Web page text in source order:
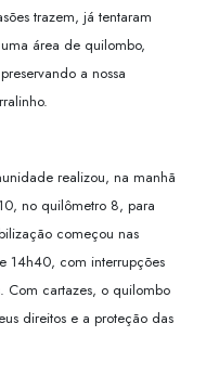
trazem, já tentaram
área de quilombo,
a nossa
realizou, na manhã
no quilômetro 8, para
começou nas
14h40, com interrupções
Com cartazes, o quilombo
direitos e a proteção das